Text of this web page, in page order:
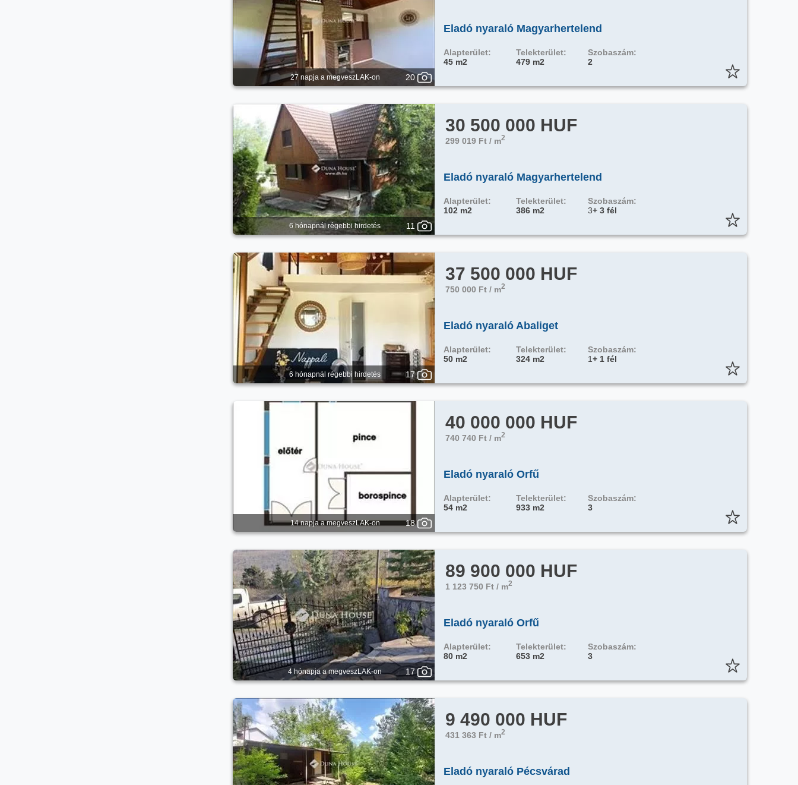
27 napja a megveszLAK-on 20
Eladó nyaraló Magyarhertelend
Alapterület:
45 m2
Telekterület:
479 m2
Szobaszám:
2
6 hónapnál régebbi hirdetés 11
30 500 000 HUF
299 019 Ft / m2
Eladó nyaraló Magyarhertelend
Alapterület:
102 m2
Telekterület:
386 m2
Szobaszám:
3+ 3 fél
6 hónapnál régebbi hirdetés 17
37 500 000 HUF
750 000 Ft / m2
Eladó nyaraló Abaliget
Alapterület:
50 m2
Telekterület:
324 m2
Szobaszám:
1+ 1 fél
14 napja a megveszLAK-on 18
40 000 000 HUF
740 740 Ft / m2
Eladó nyaraló Orfű
Alapterület:
54 m2
Telekterület:
933 m2
Szobaszám:
3
4 hónapja a megveszLAK-on 17
89 900 000 HUF
1 123 750 Ft / m2
Eladó nyaraló Orfű
Alapterület:
80 m2
Telekterület:
653 m2
Szobaszám:
3
9 490 000 HUF
431 363 Ft / m2
Eladó nyaraló Pécsvárad